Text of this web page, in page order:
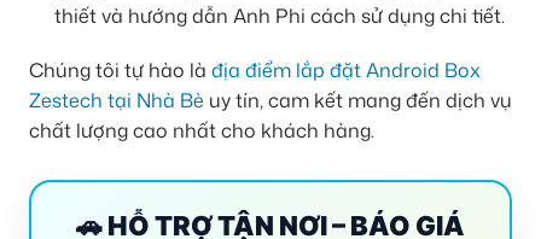
thiết và hướng dẫn Anh Phi cách sử dụng chi tiết.
Chúng tôi tự hào là địa điểm lắp đặt Android Box
Zestech tại Nhà Bè uy tín, cam kết mang đến dịch vụ
chất lượng cao nhất cho khách hàng.
🚗 HỖ TRỢ TẬN NƠI – BÁO GIÁ